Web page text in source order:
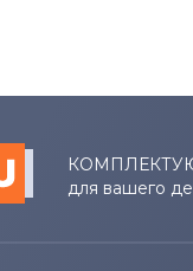
для вашего